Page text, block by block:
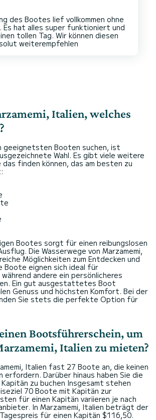
des Bootes lief vollkommen ohne
Es hat alles super funktioniert und
tollen Tag. Wir können diesen
Italien, welches
geeignetsten Booten suchen, ist
Wahl. Es gibt viele weitere
finden können, das am besten zu
Bootes sorgt für einen reibungslosen
Die Wasserwege von Marzamemi,
Möglichkeiten zum Entdecken und
Boote eignen sich ideal für
andere ein persönlicheres
Ein gut ausgestattetes Boot
Genuss und höchsten Komfort. Bei der
Sie stets die perfekte Option für
Bootsführerschein, um
Italien zu mieten?
Italien fast 27 Boote an, die keinen
Darüber hinaus haben Sie die
zu buchen Insgesamt stehen
70 Boote mit Kapitän zur
für einen Kapitän variieren je nach
In Marzamemi, Italien beträgt der
für einen Kapitän $116,50.